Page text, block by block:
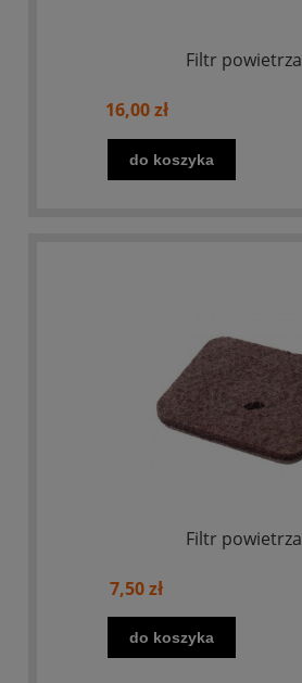
Filtr powietrza
16,00 zł
do koszyka
Filtr powietrza
7,50 zł
do koszyka